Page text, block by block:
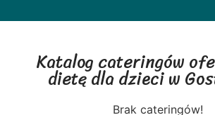
Katalog cateringów
dietę dla dzieci w
Brak cateringów!